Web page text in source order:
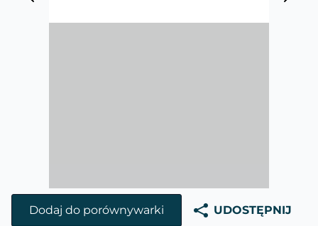
Dodaj do porównywarki UDOSTĘPNIJ